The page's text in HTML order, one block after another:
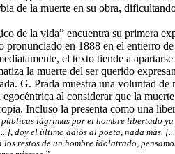
de la muerte en su obra,
de la vida” encuentra su primera
pronunciado en 1888 en el entierro
el texto tiende a
la muerte del ser querido
G. Prada muestra una voluntad de
al considerar que la
Incluso la presenta como una
públicas lágrimas por el hombre libertado
doy el último adiós al poeta, nada más.
restos de un hombre idolatrado,